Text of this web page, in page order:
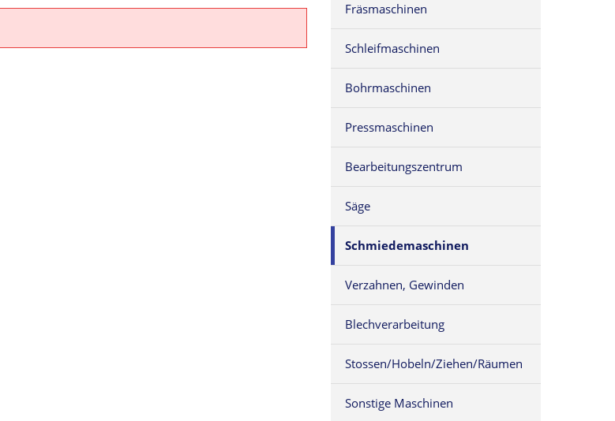
Fräsmaschinen
Schleifmaschinen
Bohrmaschinen
Pressmaschinen
Bearbeitungszentrum
Säge
Schmiedemaschinen
Verzahnen, Gewinden
Blechverarbeitung
Stossen/Hobeln/Ziehen/Räumen
Sonstige Maschinen